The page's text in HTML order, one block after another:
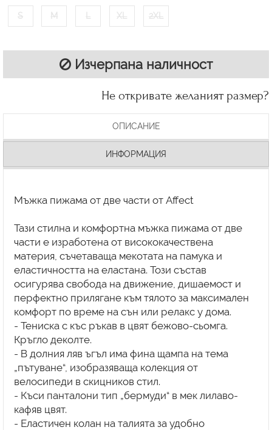
S M L XL 2XL
Изчерпана наличност
Не откривате желаният размер?
ОПИСАНИЕ
ИНФОРМАЦИЯ
Мъжка пижама от две части от Affect
Тази стилна и комфортна мъжка пижама от две
части е изработена от висококачествена
материя, съчетаваща мекотата на памука и
еластичността на еластана. Този състав
осигурява свобода на движение, дишаемост и
перфектно прилягане към тялото за максимален
комфорт по време на сън или релакс у дома.
- Тениска с къс ръкав в цвят бежово-сьомга.
Кръгло деколте.
- В долния ляв ъгъл има фина щампа на тема
„пътуване“, изобразяваща колекция от
велосипеди в скицников стил.
- Къси панталони тип „бермуди“ в мек лилаво-
кафяв цвят.
- Еластичен колан на талията за удобно